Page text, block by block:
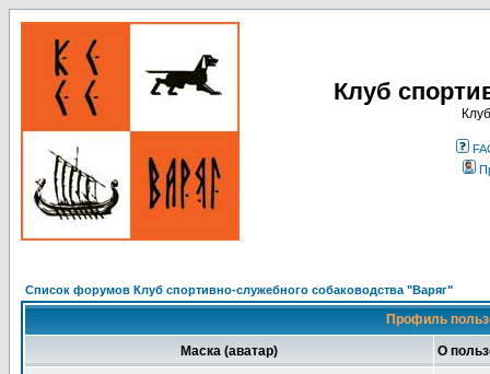
Клуб
Список форумов Клуб спортивно-служебного собаководства "Варяг"
Профиль
Маска (аватар) О